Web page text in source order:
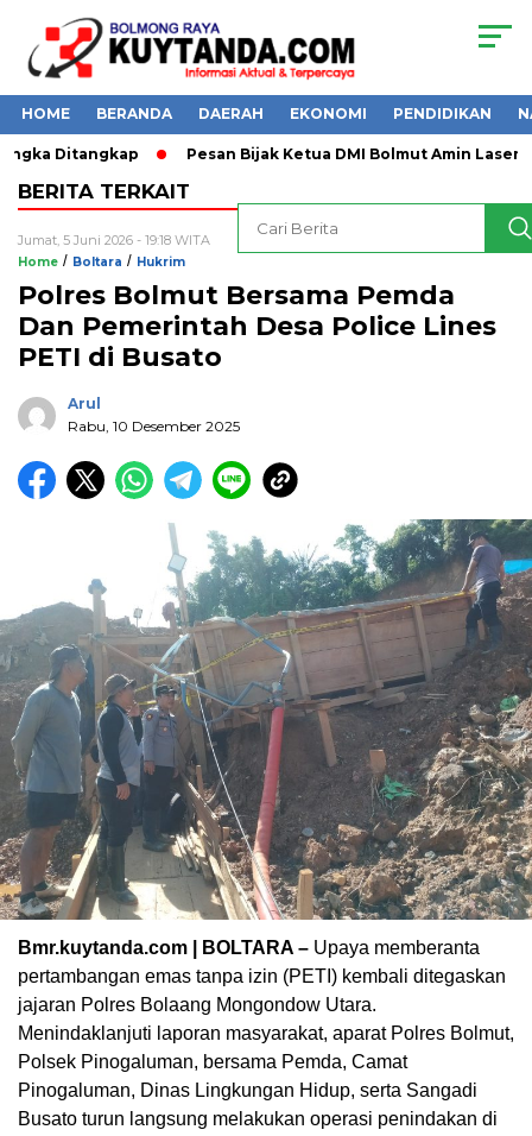
HOME BERANDA DAERAH EKONOMI PENDIDIKAN
Ditangkap Pesan Bijak Ketua DMI Bolmut Amin Lasena
Home / Boltara / Hukrim
Polres Bolmut Bersama Pemda
Dan Pemerintah Desa Police Lines
PETI di Busato
Arul
Rabu, 10 Desember 2025
Bmr.kuytanda.com | BOLTARA – Upaya memberanta
pertambangan emas tanpa izin (PETI) kembali ditegaskan
jajaran Polres Bolaang Mongondow Utara.
Menindaklanjuti laporan masyarakat, aparat Polres Bolmut,
Polsek Pinogaluman, bersama Pemda, Camat
Pinogaluman, Dinas Lingkungan Hidup, serta Sangadi
Busato turun langsung melakukan operasi penindakan di
BERITA TERKAIT
Jumat, 5 Juni 2026 - 19:18 WITA